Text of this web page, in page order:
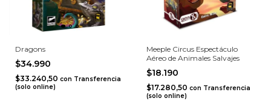
Dragons
$34.990
$33.240,50 con Transferencia
(solo online)
Meeple Circus Espectáculo
Aéreo de Animales Salvajes
$18.190
$17.280,50 con Transferencia
(solo online)